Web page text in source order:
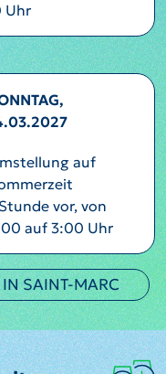
Uhr
auf
vor, von
auf 3:00 Uhr
IN SAINT-MARC